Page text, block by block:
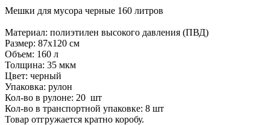
Мешки для мусора черные 160 литров
Материал: полиэтилен высокого давления (ПВД)
Размер: 87х120 см
Объем: 160 л
Толщина: 35 мкм
Цвет: черный
Упаковка: рулон
Кол-во в рулоне: 20 шт
Кол-во в транспортной упаковке: 8 шт
Товар отгружается кратно коробу.